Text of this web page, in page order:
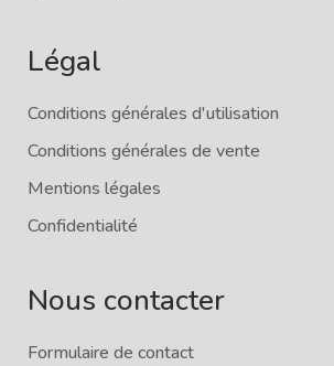
Légal
Conditions générales d'utilisation
Conditions générales de vente
Mentions légales
Confidentialité
Nous contacter
Formulaire de contact